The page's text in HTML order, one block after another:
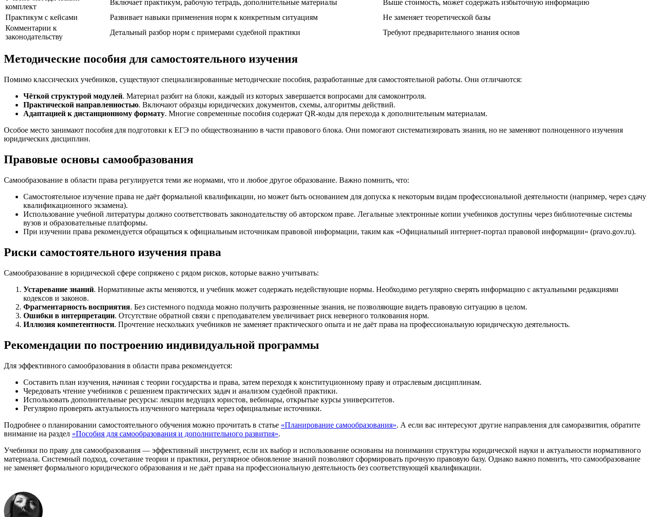
комплект
Включает практикум, рабочую тетрадь, дополнительные материалы
Выше стоимость, может содержать избыточную информацию
Практикум с кейсами
Развивает навыки применения норм к конкретным ситуациям
Не заменяет теоретической базы
Комментарии к
законодательству
Детальный разбор норм с примерами судебной практики Требуют предварительного знания основ
Методические пособия для самостоятельного изучения
Помимо классических учебников, существуют специализированные методические пособия, разработанные для самостоятельной работы. Они отличаются:
Чёткой структурой модулей. Материал разбит на блоки, каждый из которых завершается вопросами для самоконтроля.
Практической направленностью. Включают образцы юридических документов, схемы, алгоритмы действий.
Адаптацией к дистанционному формату. Многие современные пособия содержат QR-коды для перехода к дополнительным материалам.
Особое место занимают пособия для подготовки к ЕГЭ по обществознанию в части правового блока. Они помогают систематизировать знания, но не заменяют полноценного изучения
юридических дисциплин.
Правовые основы самообразования
Самообразование в области права регулируется теми же нормами, что и любое другое образование. Важно помнить, что:
Самостоятельное изучение права не даёт формальной квалификации, но может быть основанием для допуска к некоторым видам профессиональной деятельности (например, через сдачу
квалификационного экзамена).
Использование учебной литературы должно соответствовать законодательству об авторском праве. Легальные электронные копии учебников доступны через библиотечные системы
вузов и образовательные платформы.
При изучении права рекомендуется обращаться к официальным источникам правовой информации, таким как «Официальный интернет-портал правовой информации» (pravo.gov.ru).
Риски самостоятельного изучения права
Самообразование в юридической сфере сопряжено с рядом рисков, которые важно учитывать:
Устаревание знаний. Нормативные акты меняются, и учебник может содержать недействующие нормы. Необходимо регулярно сверять информацию с актуальными редакциями
кодексов и законов.
Фрагментарность восприятия. Без системного подхода можно получить разрозненные знания, не позволяющие видеть правовую ситуацию в целом.
Ошибки в интерпретации. Отсутствие обратной связи с преподавателем увеличивает риск неверного толкования норм.
Иллюзия компетентности. Прочтение нескольких учебников не заменяет практического опыта и не даёт права на профессиональную юридическую деятельность.
Рекомендации по построению индивидуальной программы
Для эффективного самообразования в области права рекомендуется:
Составить план изучения, начиная с теории государства и права, затем переходя к конституционному праву и отраслевым дисциплинам.
Чередовать чтение учебников с решением практических задач и анализом судебной практики.
Использовать дополнительные ресурсы: лекции ведущих юристов, вебинары, открытые курсы университетов.
Регулярно проверять актуальность изученного материала через официальные источники.
Подробнее о планировании самостоятельного обучения можно прочитать в статье «Планирование самообразования». А если вас интересуют другие направления для саморазвития, обратите
внимание на раздел «Пособия для самообразования и дополнительного развития».
Учебники по праву для самообразования — эффективный инструмент, если их выбор и использование основаны на понимании структуры юридической науки и актуальности нормативного
материала. Системный подход, сочетание теории и практики, регулярное обновление знаний позволяют сформировать прочную правовую базу. Однако важно помнить, что самообразование
не заменяет формального юридического образования и не даёт права на профессиональную деятельность без соответствующей квалификации.